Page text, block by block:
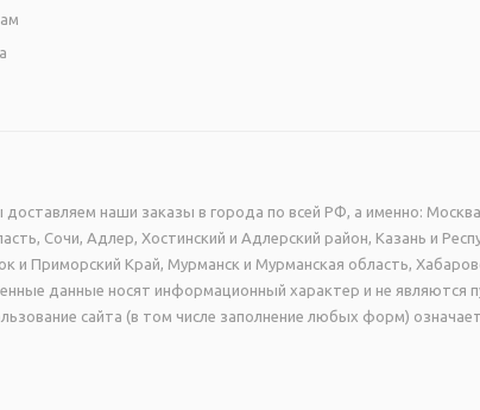
наши заказы в города по всей РФ, а именно:
Сочи, Адлер, Хостинский и Адлерский район, Казань и
Приморский Край, Мурманск и Мурманская область,
данные носят информационный характер и не являются
сайта (в том числе заполнение любых форм)